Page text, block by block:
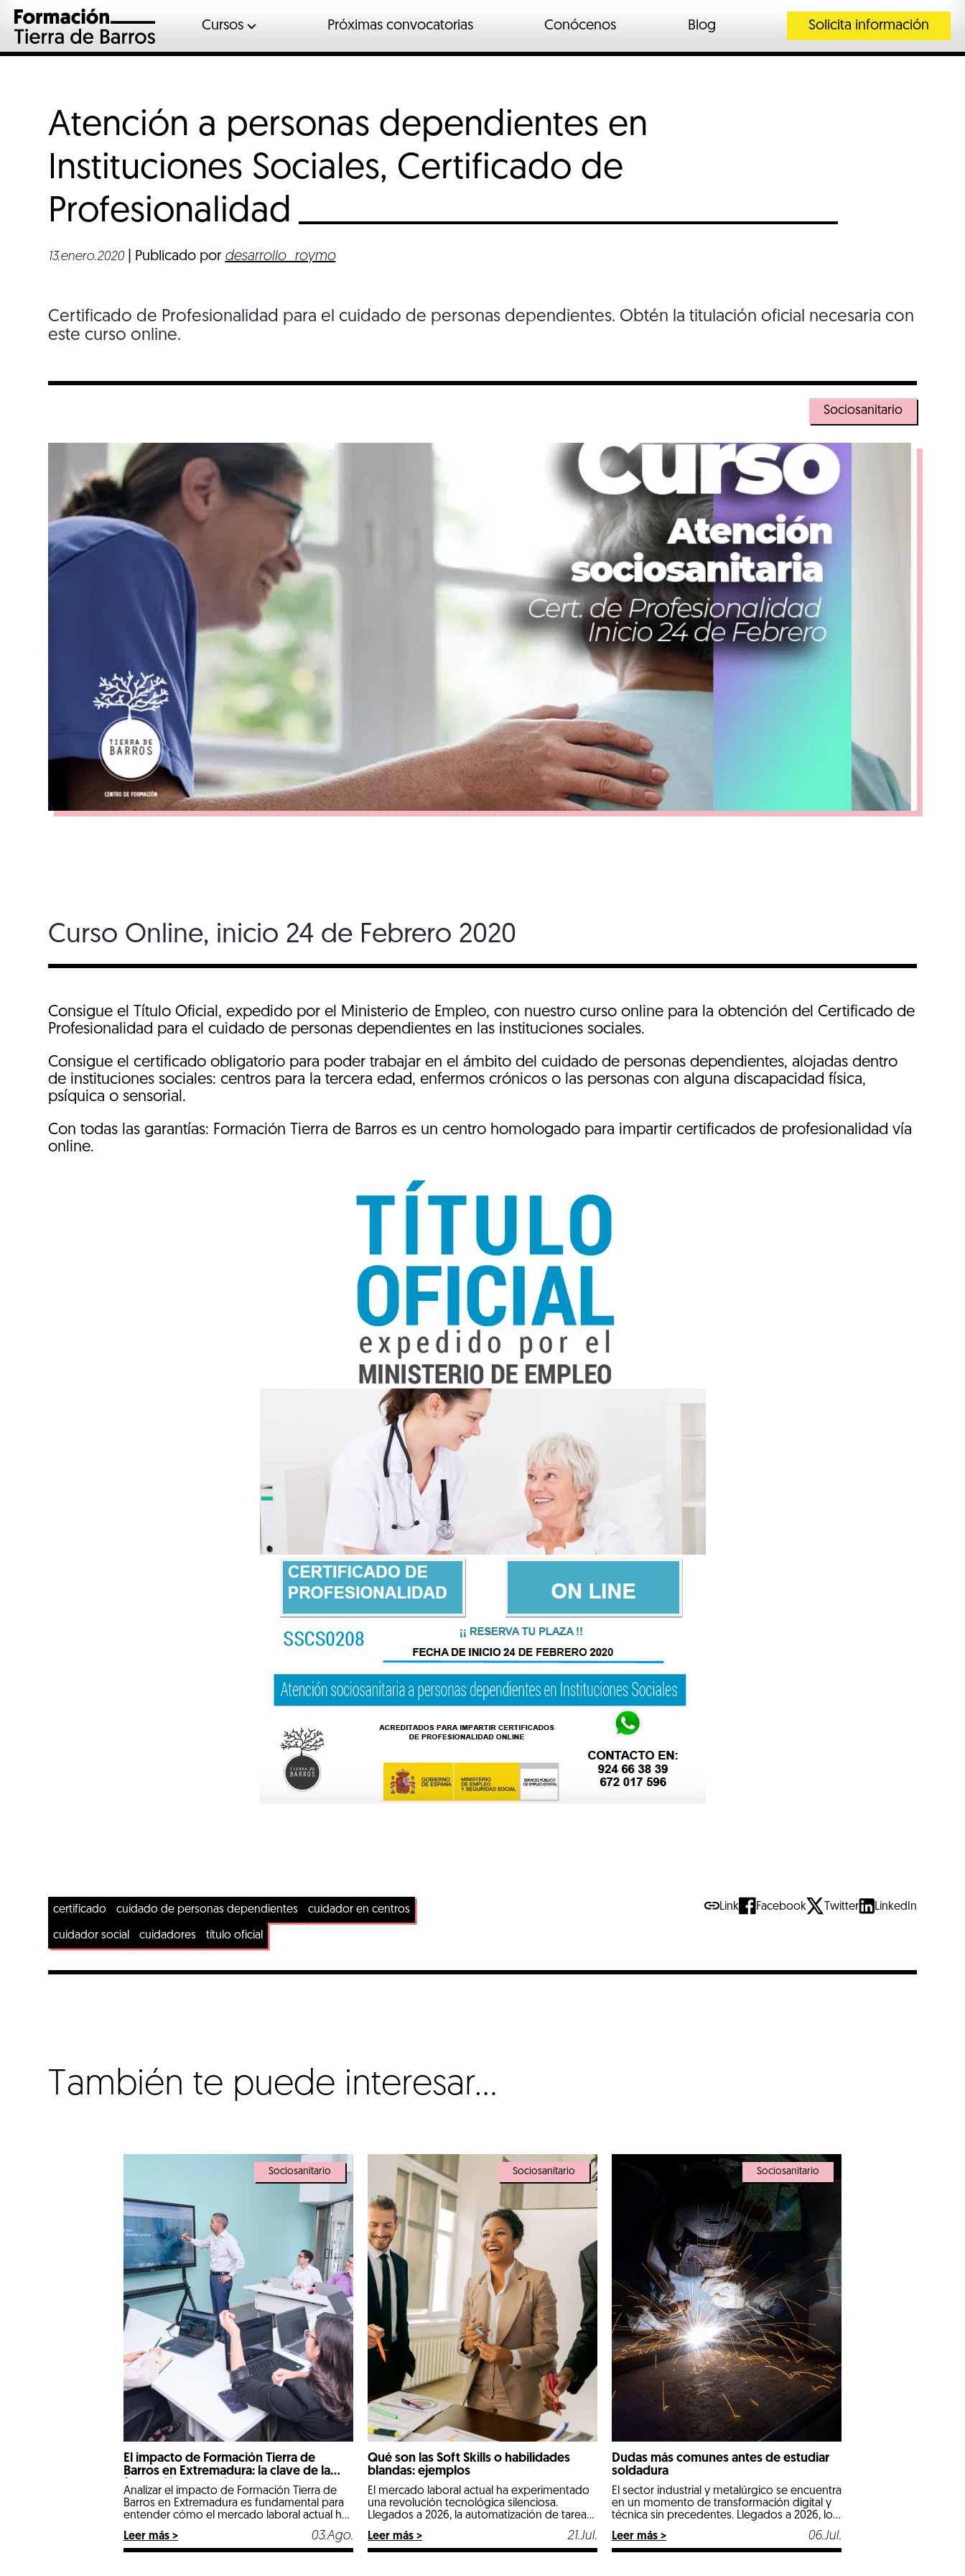
Cursos
Mantenimiento industrial
Soldadura
Veterinaria
Próximas convocatorias Conócenos Blog Solicita información
Atención a personas dependientes en
Instituciones Sociales, Certificado de
Profesionalidad
13.enero.2020| Publicado por desarrollo_roymo
Certificado de Profesionalidad para el cuidado de personas dependientes. Obtén la titulación oficial necesaria con
este curso online.
Sociosanitario
Curso Online, inicio 24 de Febrero 2020
Consigue el Título Oficial, expedido por el Ministerio de Empleo, con nuestro curso online para la obtención del Certificado de
Profesionalidad para el cuidado de personas dependientes en las instituciones sociales.
Consigue el certificado obligatorio para poder trabajar en el ámbito del cuidado de personas dependientes, alojadas dentro
de instituciones sociales: centros para la tercera edad, enfermos crónicos o las personas con alguna discapacidad física,
psíquica o sensorial.
Con todas las garantías: Formación Tierra de Barros es un centro homologado para impartir certificados de profesionalidad vía
online.
certificado cuidado de personas dependientes cuidador en centros
cuidador social cuidadores título oficial
Link Facebook Twitter LinkedIn
También te puede interesar...
Sociosanitario
El impacto de Formación Tierra de
Barros en Extremadura: la clave de la
formación con prácticas reales
Analizar el impacto de Formación Tierra de
Barros en Extremadura es fundamental para
entender cómo el mercado laboral actual ha
dejado atrás los tiempos en los que un
expediente puramente teórico abría las
puertas de las mejores empresas. Llegados a
Leer más > 03.Ago.
Sociosanitario
Qué son las Soft Skills o habilidades
blandas: ejemplos
El mercado laboral actual ha experimentado
una revolución tecnológica silenciosa.
Llegados a 2026, la automatización de tareas
y la implantación de la inteligencia artificial en
los procesos diarios han cambiado por
completo las reglas de la contratación. Las
Leer más > 21.Jul.
Sociosanitario
Dudas más comunes antes de estudiar
soldadura
El sector industrial y metalúrgico se encuentra
en un momento de transformación digital y
técnica sin precedentes. Llegados a 2026, los
especializados se posicionan como las
opciones más estables, seguras y mejor
Leer más > 06.Jul.